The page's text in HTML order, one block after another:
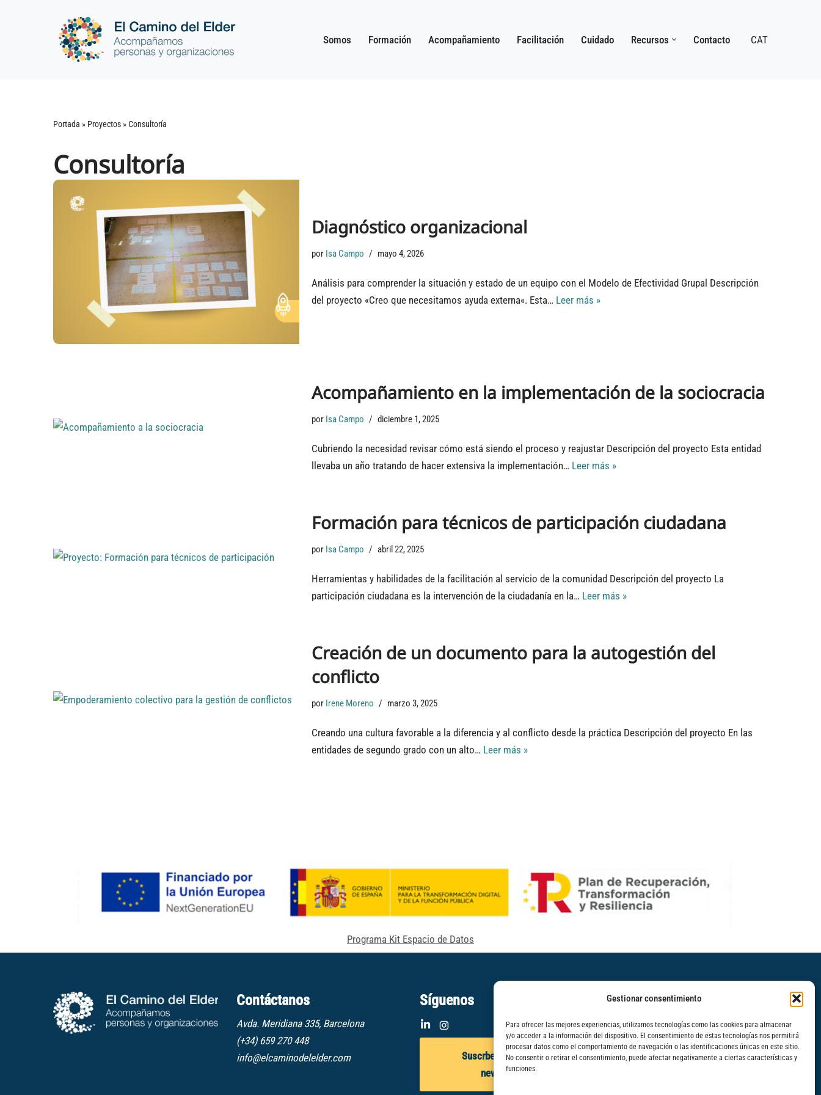
Gestionar consentimiento
Para ofrecer las mejores experiencias, utilizamos tecnologías como las cookies para almacenar
y/o acceder a la información del dispositivo. El consentimiento de estas tecnologías nos permitirá
procesar datos como el comportamiento de navegación o las identificaciones únicas en este sitio.
No consentir o retirar el consentimiento, puede afectar negativamente a ciertas características y
funciones.
Somos Formación Acompañamiento Facilitación Cuidado Recursos Contacto CAT
Portada » Proyectos »Consultoría
Consultoría
Diagnóstico organizacional
por Isa Campo mayo 4, 2026
Análisis para comprender la situación y estado de un equipo con el Modelo de Efectividad Grupal Descripción
del proyecto «Creo que necesitamos ayuda externa«. Esta… Leer más »
Acompañamiento en la implementación de la sociocracia
por Isa Campo diciembre 1, 2025
Cubriendo la necesidad revisar cómo está siendo el proceso y reajustar Descripción del proyecto Esta entidad
llevaba un año tratando de hacer extensiva la implementación… Leer más »
Formación para técnicos de participación ciudadana
por Isa Campo abril 22, 2025
Herramientas y habilidades de la facilitación al servicio de la comunidad Descripción del proyecto La
participación ciudadana es la intervención de la ciudadanía en la… Leer más »
Creación de un documento para la autogestión del
conflicto
por Irene Moreno marzo 3, 2025
Creando una cultura favorable a la diferencia y al conflicto desde la práctica Descripción del proyecto En las
entidades de segundo grado con un alto… Leer más »
Programa Kit Espacio de Datos
Contáctanos
Avda. Meridiana 335, Barcelona
(+34) 659 270 448
info@elcaminodelelder.com
Síguenos
Suscrbete a nuestra
newsletter
Léenos
Dinámica para mejorar la escucha en
equipos: Escuchar a tres niveles
Formación para la cultura del feedback